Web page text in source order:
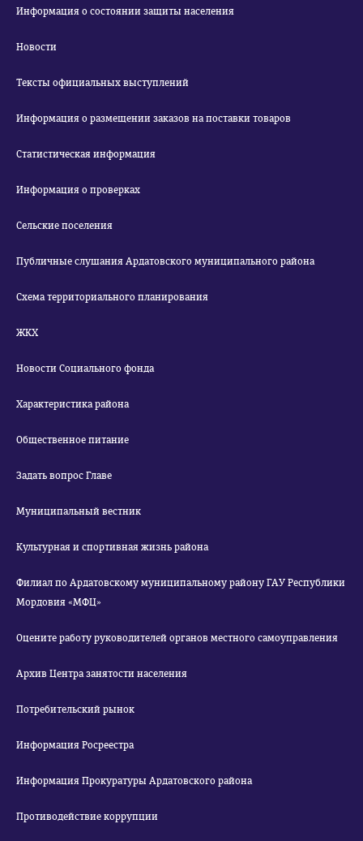
Информация о состоянии защиты населения
Новости
Тексты официальных выступлений
Информация о размещении заказов на поставки товаров
Статистическая информация
Информация о проверках
Сельские поселения
Публичные слушания Ардатовского муниципального района
Схема территориального планирования
ЖКХ
Новости Социального фонда
Характеристика района
Общественное питание
Задать вопрос Главе
Муниципальный вестник
Культурная и спортивная жизнь района
Филиал по Ардатовскому муниципальному району ГАУ Республики
Мордовия «МФЦ»
Оцените работу руководителей органов местного самоуправления
Архив Центра занятости населения
Потребительский рынок
Информация Росреестра
Информация Прокуратуры Ардатовского района
Противодействие коррупции